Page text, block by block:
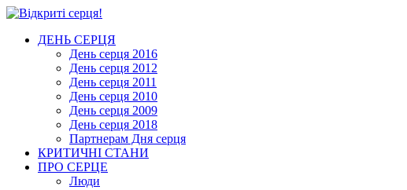
ДЕНЬ СЕРЦЯ
День серця 2016
День серця 2012
День серця 2011
День серця 2010
День серця 2009
День серця 2018
Партнерам Дня серця
КРИТИЧНІ СТАНИ
ПРО СЕРЦЕ
Люди